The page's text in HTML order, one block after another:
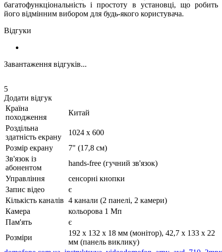
багатофункціональність і простоту в установці, що робить
його відмінним вибором для будь-якого користувача.
Відгуки
Завантаження відгуків...
5
Додати відгук
Країна
походження
Китай
Роздільна
здатність екрану
1024 x 600
Розмір екрану
7" (17,8 см)
Зв'язок із
абонентом
hands-free (гучний зв'язок)
Управління
сенсорні кнопки
Запис відео
є
Кількість каналів 4 канали (2 панелі, 2 камери)
Камера
кольорова 1 Мп
Пам'ять
є
Розміри
192 x 132 x 18 мм (монітор), 42,7 х 133 х 22
мм (панель виклику)